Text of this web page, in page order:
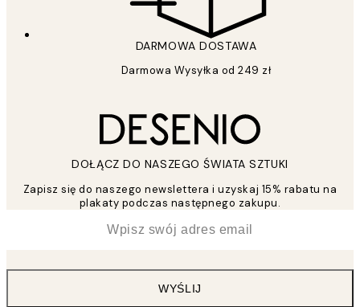
DARMOWA DOSTAWA
Darmowa Wysyłka od 249 zł
DOŁĄCZ DO NASZEGO ŚWIATA SZTUKI
Zapisz się do naszego newslettera i uzyskaj 15% rabatu na
plakaty podczas następnego zakupu.
WYŚLIJ